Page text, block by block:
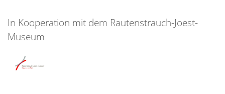
In Kooperation mit dem Rautenstrauch-Joest-
Museum